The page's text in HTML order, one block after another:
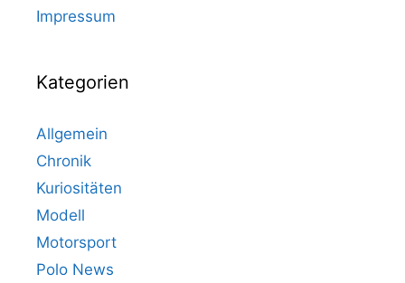
Impressum
Kategorien
Allgemein
Chronik
Kuriositäten
Modell
Motorsport
Polo News